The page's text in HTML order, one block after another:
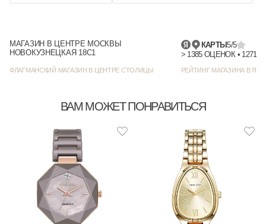
МАГАЗИН В ЦЕНТРЕ МОСКВЫ
НОВОКУЗНЕЦКАЯ 18С1
ФЛАГМАНСКИЙ МАГАЗИН В ЦЕНТРЕ СТОЛИЦЫ
КАРТЫ5/5
РЕЙТИНГ МАГАЗИНА В
ВАМ МОЖЕТ ПОНРАВИТЬСЯ